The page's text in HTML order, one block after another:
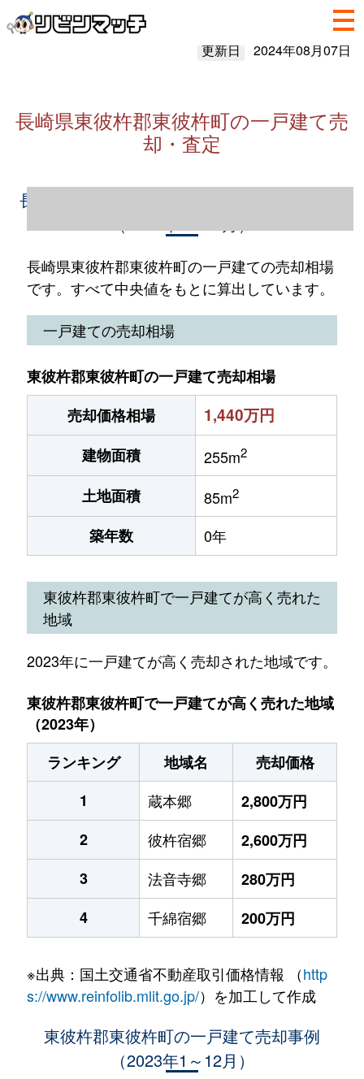
更新日 2024年08月07日
長崎県東彼杵郡東彼杵町の一戸建て売
却・査定
長崎県東彼杵郡東彼杵町の一戸建て売却情報
長崎県東彼杵郡東彼杵町の一戸建ての売却相場
です。すべて中央値をもとに算出しています。
一戸建ての売却相場
東彼杵郡東彼杵町の一戸建て売却相場
売却価格相場
1,440万円
建物面積 255m2
土地面積 85m2
築年数 0年
東彼杵郡東彼杵町で一戸建てが高く売れた
地域
2023年に一戸建てが高く売却された地域です。
東彼杵郡東彼杵町で一戸建てが高く売れた地域
（2023年）
ランキング
地域名
売却価格
1
蔵本郷
2,800万円
2
彼杵宿郷
2,600万円
3
法音寺郷
280万円
4
千綿宿郷 200万円
※出典：国土交通省不動産取引価格情報 （http
s://www.reinfolib.mlit.go.jp/）を加工して作成
東彼杵郡東彼杵町の一戸建て売却事例
（2023年1～12月）